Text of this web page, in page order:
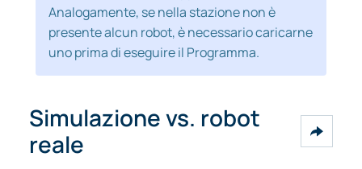
Analogamente, se nella stazione non è
presente alcun robot, è necessario caricarne
uno prima di eseguire il Programma.
Simulazione vs. robot
reale